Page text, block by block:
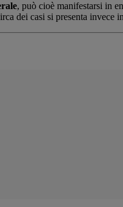
, può cioè manifestarsi in
dei casi si presenta invece